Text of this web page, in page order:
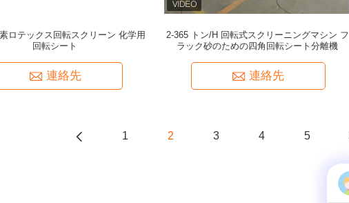
ロテックス回転スクリーン 化学用
回転シート
連絡先
2-365 トン/H 回転式スクリーニングマシン フ
ラック砂のための四角回転シート分離機
連絡先
1 2 3 4 5